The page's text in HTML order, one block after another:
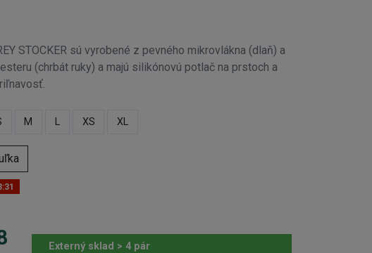
STOCKER sú vyrobené z pevného mikrovlákna (dlaň) a
(chrbát ruky) a majú silikónovú potlač na prstoch a
M L XS XL
Externý sklad > 4 pár